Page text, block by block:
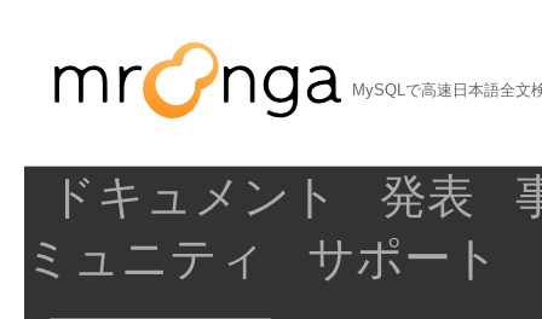
MySQLで高速日本語全文
ドキュメント 発表
ミュニティ
サポート